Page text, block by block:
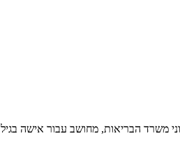
הבריאות, מחושב עבור אישה בגיל 30).